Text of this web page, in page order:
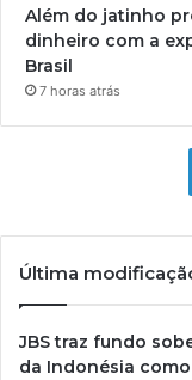
Além do jatinho
dinheiro com a
Brasil
7 horas atrás
Última
JBS traz fundo
da Indonésia